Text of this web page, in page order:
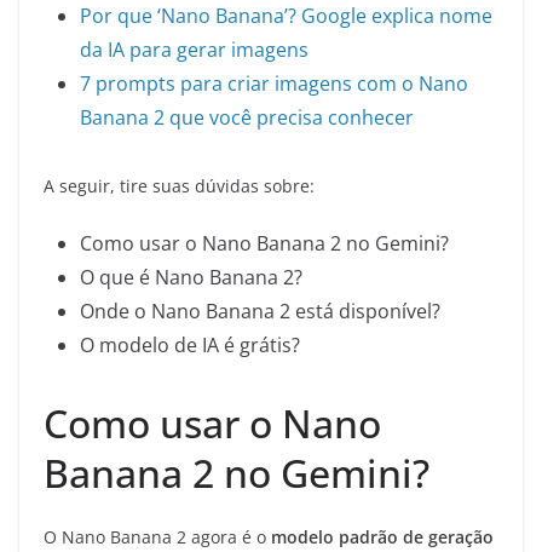
Por que ‘Nano Banana’? Google explica nome
da IA para gerar imagens
7 prompts para criar imagens com o Nano
Banana 2 que você precisa conhecer
A seguir, tire suas dúvidas sobre:
Como usar o Nano Banana 2 no Gemini?
O que é Nano Banana 2?
Onde o Nano Banana 2 está disponível?
O modelo de IA é grátis?
Como usar o Nano
Banana 2 no Gemini?
O Nano Banana 2 agora é o modelo padrão de geração